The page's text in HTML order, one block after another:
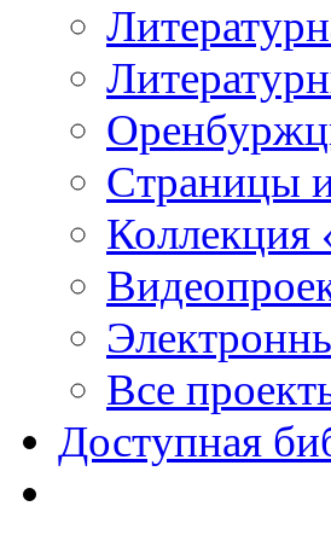
Страницы
Коллекция
Все
Доступная